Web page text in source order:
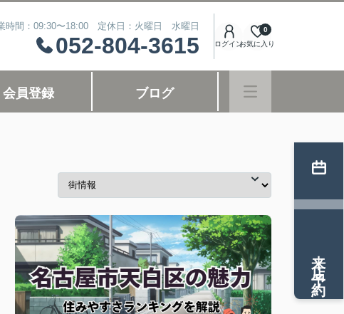
時間：09:30〜18:00 定休日：火曜日 水曜日
052-804-3615 ログインお気に入り
0
会員登録 ブログ
来店予約